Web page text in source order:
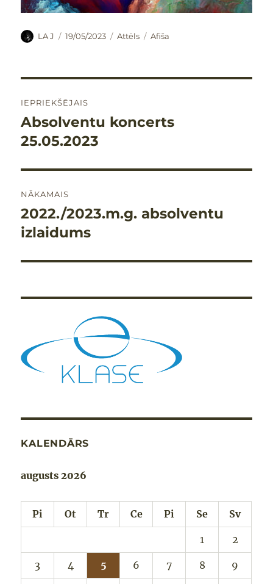
Autors
LA J Publicēts
19/05/2023 Formāts
Attēls Kategorijas
Afiša
izvēlne
IEPRIEKŠĒJAIS
Iepriekšējais
raksts:
Absolventu koncerts
25.05.2023
NĀKAMAIS
Nākamais
raksts:
2022./2023.m.g. absolventu
izlaidums
KALENDĀRS
augusts 2026
Pi Ot Tr Ce Pi Se Sv
1 2
3 4 5 6 7 8 9